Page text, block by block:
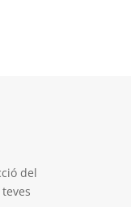
del